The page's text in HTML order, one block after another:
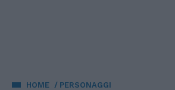
HOME PERSONAGGI